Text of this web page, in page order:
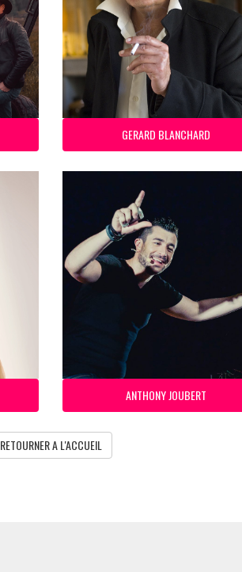
GERARD BLANCHARD
ANTHONY JOUBERT
RETOURNER A L'ACCUEIL